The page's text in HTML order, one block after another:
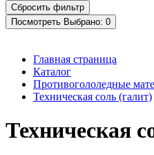
Посмотреть Выбрано: 0
Главная страница
Каталог
Противогололедные
Техническая соль (галит)
Техническая